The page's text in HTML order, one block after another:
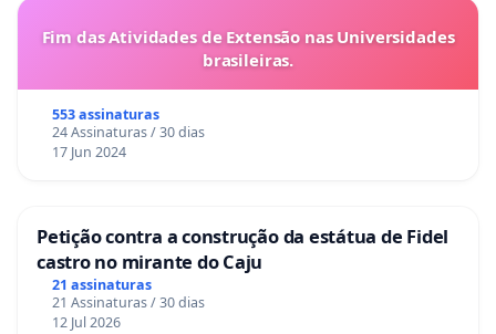
Fim das Atividades de Extensão nas Universidades
brasileiras.
553 assinaturas
24 Assinaturas / 30 dias
17 Jun 2024
Petição contra a construção da estátua de Fidel
castro no mirante do Caju
21 assinaturas
21 Assinaturas / 30 dias
12 Jul 2026